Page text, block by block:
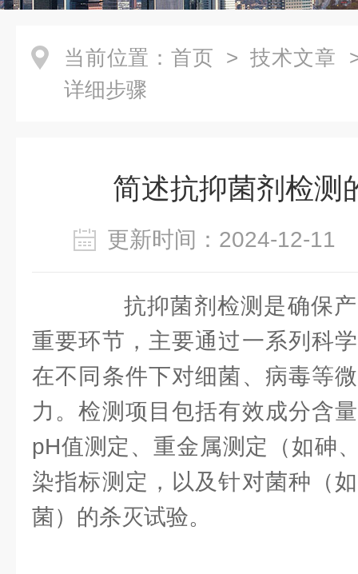
当前位置： 首页 > 技术文章
详细步骤
简述抗抑菌剂检测
更新时间：2024-12-
抗抑菌剂检测是确保产
重要环节，主要通过一系列科
在不同条件下对细菌、病毒等
力。检测项目包括有效成分含
pH值测定、重金属测定（如砷
染指标测定，以及针对菌种（
菌）的杀灭试验。